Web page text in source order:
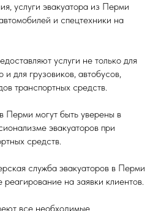
услуги эвакуатора из Перми
и спецтехники на
услуги не только для
и для грузовиков, автобусов,
транспортных средств.
Перми могут быть уверены в
эвакуаторов при
средств.
служба эвакуаторов в Перми
реагирование на заявки клиентов.
все необходимые